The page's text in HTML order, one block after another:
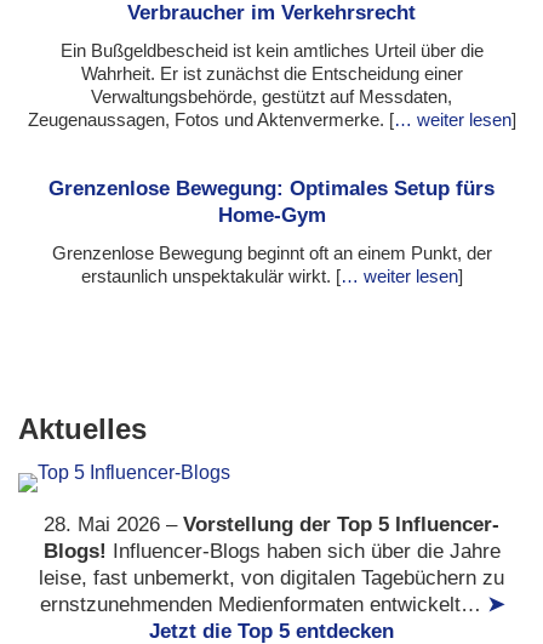
Verbraucher im Verkehrsrecht
Ein Bußgeldbescheid ist kein amtliches Urteil über die
Wahrheit. Er ist zunächst die Entscheidung einer
Verwaltungsbehörde, gestützt auf Messdaten,
Zeugenaussagen, Fotos und Aktenvermerke. [… weiter lesen]
Grenzenlose Bewegung: Optimales Setup fürs
Home-Gym
Grenzenlose Bewegung beginnt oft an einem Punkt, der
erstaunlich unspektakulär wirkt. [… weiter lesen]
Aktuelles
28. Mai 2026 – Vorstellung der Top 5 Influencer-
Blogs! Influencer-Blogs haben sich über die Jahre
leise, fast unbemerkt, von digitalen Tagebüchern zu
ernstzunehmenden Medienformaten entwickelt… ➤
Jetzt die Top 5 entdecken